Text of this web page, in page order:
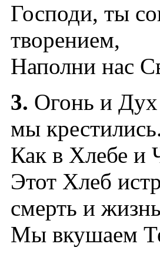
Господи, ты
творением,
Наполни нас
3. Огонь и
мы
Как в Хлебе и
Этот Хлеб
смерть и
Мы вкушаем